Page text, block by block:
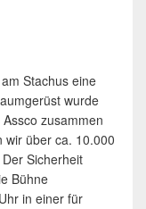
Stachus eine
wurde
zusammen
wir über ca. 10.000
Sicherheit
Bühne
in einer für